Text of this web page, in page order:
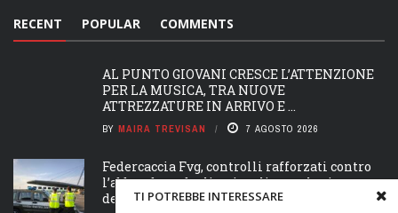
TI POTREBBE INTERESSARE
RECENT POPULAR COMMENTS
AL PUNTO GIOVANI CRESCE L’ATTENZIONE
PER LA MUSICA, TRA NUOVE
ATTREZZATURE IN ARRIVO E ...
BY MAIRA TREVISAN 7 AGOSTO 2026
Federcaccia Fvg, controlli rafforzati contro
l’abbandono degli animali e per la sicurezza
dei cani